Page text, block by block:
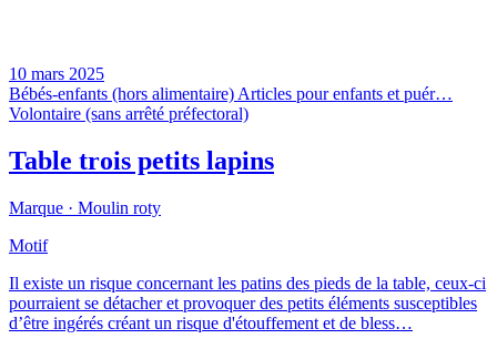
10 mars 2025
Bébés-enfants (hors alimentaire) Articles pour enfants et puér…
Volontaire (sans arrêté préfectoral)
Table trois petits lapins
Marque · Moulin roty
Motif
Il existe un risque concernant les patins des pieds de la table, ceux-ci
pourraient se détacher et provoquer des petits éléments susceptibles
d’être ingérés créant un risque d'étouffement et de bless…